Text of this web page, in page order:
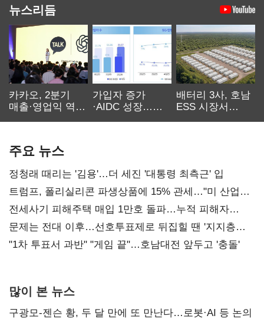
뉴스리듬
카카오, 2분기
매출·영업익 역대
가입자 증가
·AIDC 성장…
배터리 3사, 호남
ESS 시장서
주요 뉴스
정청래 때리는 '김용'…더 세진 '대통령 최측근' 입
트럼프, 폴리실리콘 파생상품에 15% 관세…"미 산업
재건"
전세사기 피해주택 매입 1만호 돌파…누적 피해자
4만278명
문제는 전대 이후…선호투표제로 뒤집힐 땐 '지지층
불복'
"1차 투표서 과반" "게임 끝"…호남대전 앞두고 '충돌'
많이 본 뉴스
구광모-젠슨 황, 두 달 만에 또 만난다…로봇·AI 등 논의